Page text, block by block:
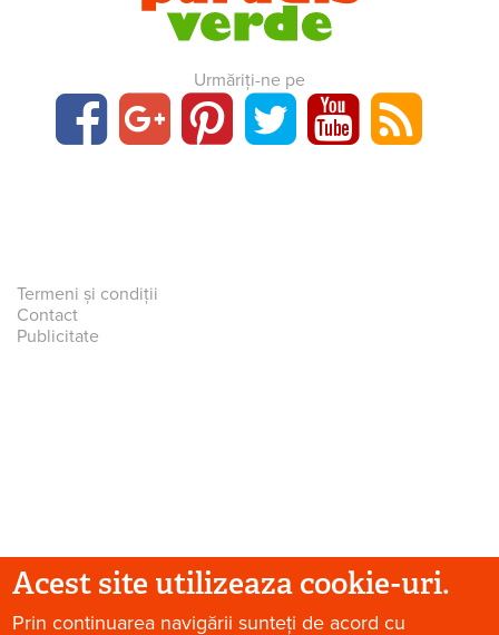
Urmăriți-ne pe
Termeni și condiții
Contact
Publicitate
Acest site utilizeaza cookie-uri.
Prin continuarea navigării sunteți de acord cu